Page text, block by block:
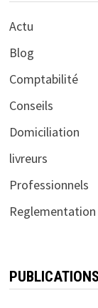
Actu
Blog
Comptabilité
Conseils
Domiciliation
livreurs
Professionnels
Reglementation